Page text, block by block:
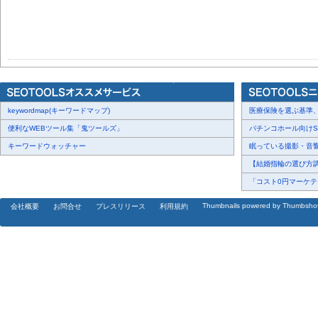
keywordmap(キーワードマップ)
便利なWEBツール集「鬼ツールズ」
キーワードウォッチャー
医療保険を選ぶ基準
パチンコホール向け
眠っている撮影・音
【結婚指輪の選び方
「コスト0円マーケ
会社概要 お問合せ プレスリリース 利用規約 Thumbnails powered by